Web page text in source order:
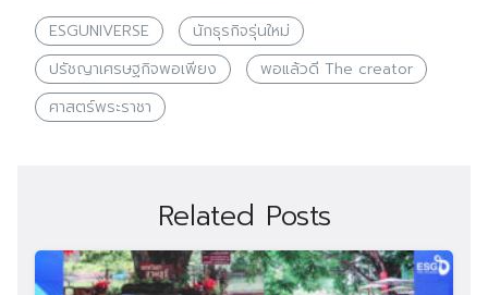
ESGUNIVERSE
นักธุรกิจรุ่นใหม่
ปรัชญาเศรษฐกิจพอเพียง
พอแล้วดี The creator
ศาสตร์พระราชา
Related Posts